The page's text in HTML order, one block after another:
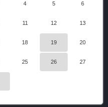
4 5 6
11 12 13
18 19 20
25 26 27